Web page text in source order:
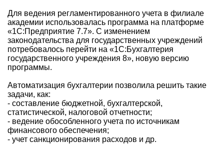
Для ведения регламентированного учета в филиале
академии использовалась программа на платформе
«1С:Предприятие 7.7». С изменением
законодательства для государственных учреждений
потребовалось перейти на «1С:Бухгалтерия
государственного учреждения 8», новую версию
программы.
Автоматизация бухгалтерии позволила решить такие
задачи, как:
- составление бюджетной, бухгалтерской,
статистической, налоговой отчетности;
- ведение обособленного учета по источникам
финансового обеспечения;
- учет санкционирования расходов и др.